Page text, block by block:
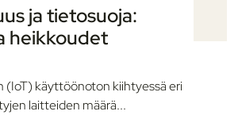
ja tietosuoja:
heikkoudet
(IoT) käyttöönoton kiihtyessä eri
laitteiden määrä...